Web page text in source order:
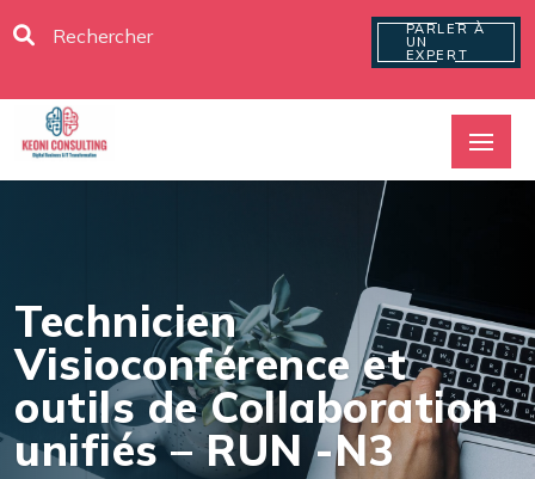
PARLER À
UN
EXPERT
Technicien
Visioconférence et
outils de Collaboration
unifiés – RUN -N3